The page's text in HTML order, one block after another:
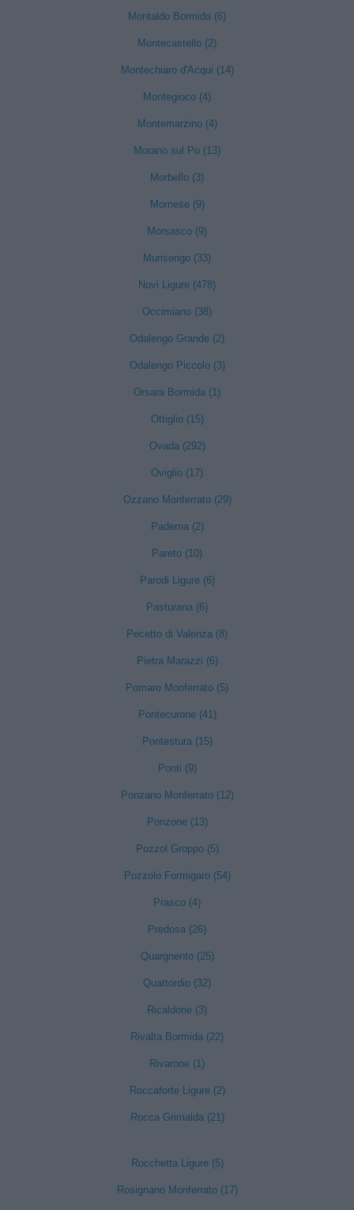
Montaldo Bormida (6)
Montecastello (2)
Montechiaro d'Acqui (14)
Montegioco (4)
Montemarzino (4)
Morano sul Po (13)
Morbello (3)
Mornese (9)
Morsasco (9)
Murisengo (33)
Novi Ligure (478)
Occimiano (38)
Odalengo Grande (2)
Odalengo Piccolo (3)
Orsara Bormida (1)
Ottiglio (15)
Ovada (292)
Oviglio (17)
Ozzano Monferrato (29)
Paderna (2)
Pareto (10)
Parodi Ligure (6)
Pasturana (6)
Pecetto di Valenza (8)
Pietra Marazzi (6)
Pomaro Monferrato (5)
Pontecurone (41)
Pontestura (15)
Ponti (9)
Ponzano Monferrato (12)
Ponzone (13)
Pozzol Groppo (5)
Pozzolo Formigaro (54)
Prasco (4)
Predosa (26)
Quargnento (25)
Quattordio (32)
Ricaldone (3)
Rivalta Bormida (22)
Rivarone (1)
Roccaforte Ligure (2)
Rocca Grimalda (21)
Rocchetta Ligure (5)
Rosignano Monferrato (17)